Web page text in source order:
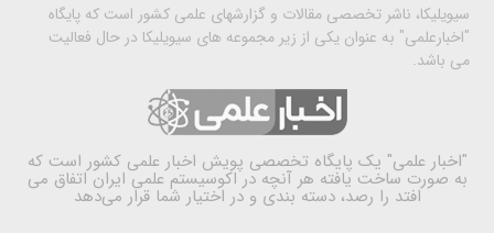
سیویلیکا، ناشر تخصصی مقالات و گزارشهای علمی کشور است که پایگاه
"اخبارعلمی" به عنوان یکی از زیر مجموعه های سیویلیکا در حال فعالیت
می باشد.
"اخبار علمی" یک پایگاه تخصصی پویش اخبار علمی کشور است که
به صورت ساخت یافته هر آنچه در اکوسیستم علمی ایران اتفاق می
افتد را رصد، دسته بندی و در اختیار شما قرار می‌دهد